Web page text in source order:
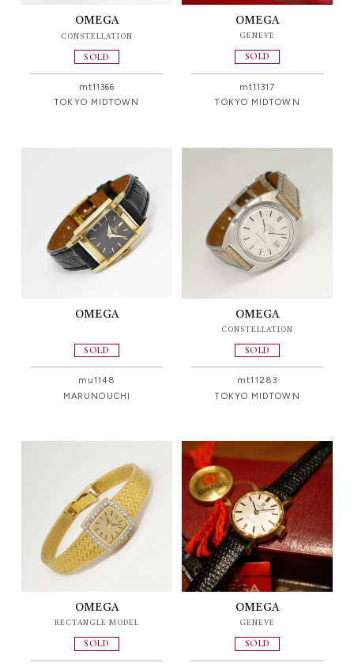
OMEGA
CONSTELLATION
SOLD
mt11366
TOKYO MIDTOWN
OMEGA
GENEVE
SOLD
mt11317
TOKYO MIDTOWN
OMEGA
SOLD
mu1148
MARUNOUCHI
OMEGA
CONSTELLATION
SOLD
mt11283
TOKYO MIDTOWN
OMEGA
RECTANGLE MODEL
SOLD
OMEGA
GENEVE
SOLD